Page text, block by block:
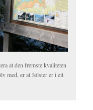
at den fremste kvaliteten
med, er at Jølster er i eit